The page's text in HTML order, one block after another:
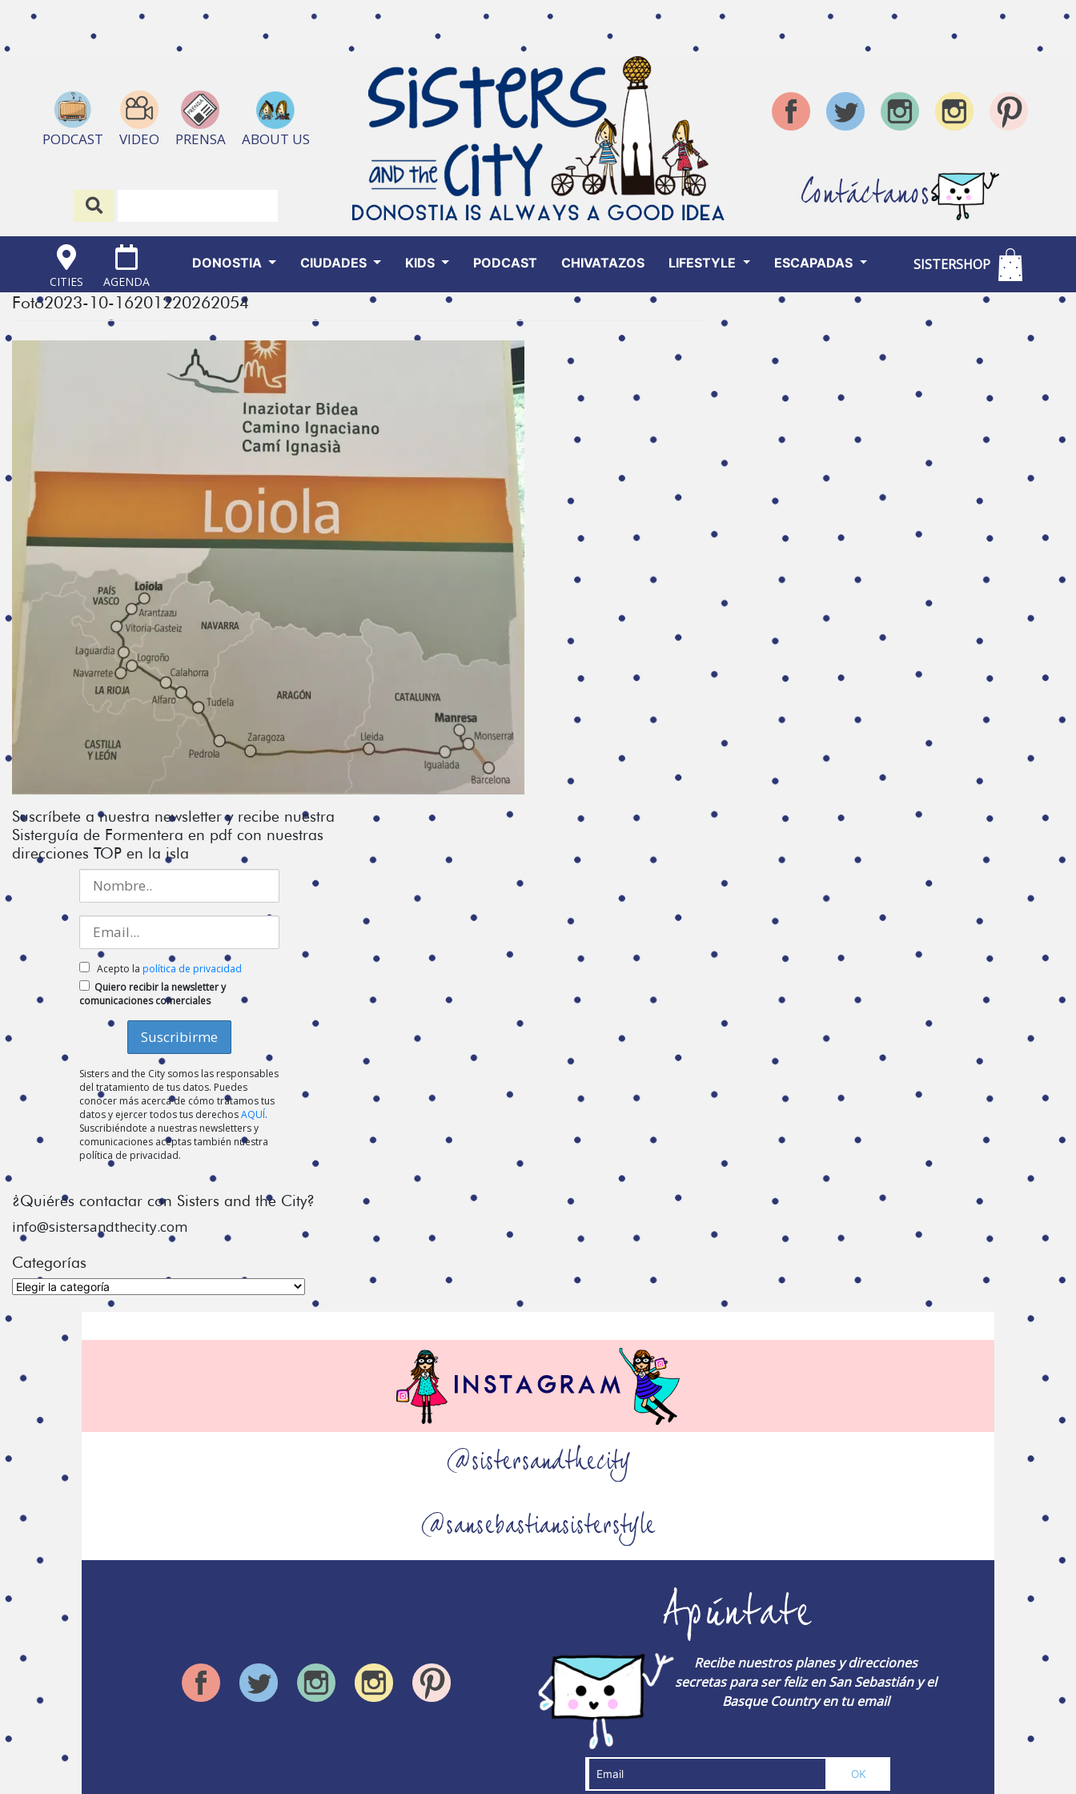
PODCAST VIDEO PRENSA ABOUT US
Contáctanos
CITIES AGENDA
DONOSTIA CIUDADES KIDS PODCAST CHIVATAZOS LIFESTYLE ESCAPADAS SISTERSHOP
Foto2023-10-16201220262054
Suscríbete a nuestra newsletter y recibe nuestra
Sisterguía de Formentera en pdf con nuestras
direcciones TOP en la isla
Acepto la política de privacidad
Quiero recibir la newsletter y
comunicaciones comerciales
Sisters and the City somos las responsables
del tratamiento de tus datos. Puedes
conocer más acerca de cómo tratamos tus
datos y ejercer todos tus derechosAQUÍ.
Suscribiéndote a nuestras newsletters y
comunicaciones aceptas también nuestra
política de privacidad.
¿Quiéres contactar con Sisters and the City?
info@sistersandthecity.com
Categorías
Categorías
@sistersandthecity
@sansebastiansisterstyle
Apúntate
Recibe nuestros planes y direcciones
secretas para ser feliz en San Sebastián y el
Basque Country en tu email